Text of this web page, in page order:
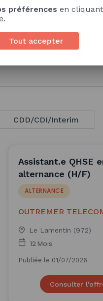
internationale
Clarté
Sens des priorités
CDD/CDI/Interim
Assistant.e QHSE
alternance (H/F)
ALTERNANCE
OUTREMER
Le Lamentin (972)
12 Mois
Publiée le 01/07/2026
Consulter
préférences en
Tout accepter